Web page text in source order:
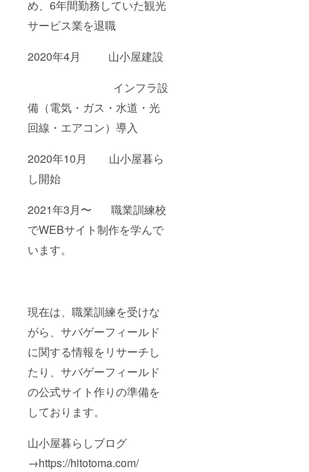
め、6年間勤務していた観光
サービス業を退職
2020年4月 山小屋建設
インフラ設
備（電気・ガス・水道・光
回線・エアコン）導入
2020年10月 山小屋暮ら
し開始
2021年3月〜 職業訓練校
でWEBサイト制作を学んで
います。
現在は、職業訓練を受けな
がら、サバゲーフィールド
に関する情報をリサーチし
たり、サバゲーフィールド
の公式サイト作りの準備を
しております。
山小屋暮らしブログ
→https://hitotoma.com/